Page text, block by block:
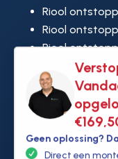
Geen oplossing?
Direct een
Riool
Riool
Riool
Riool
Riool
Riool